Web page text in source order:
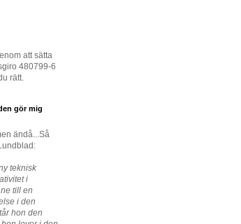
att sätta
480799-6
rätt.
gör mig
ändå...Så
teknisk
i
till en
i den
hon den